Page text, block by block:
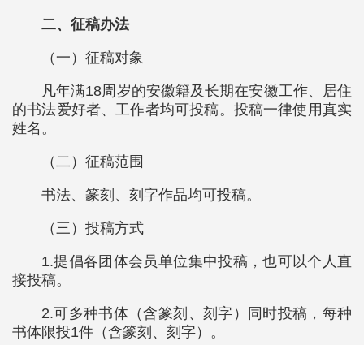
二、征稿办法
（一）征稿对象
凡年满18周岁的安徽籍及长期在安徽工作、居住
的书法爱好者、工作者均可投稿。投稿一律使用真实
姓名。
（二）征稿范围
书法、篆刻、刻字作品均可投稿。
（三）投稿方式
1.提倡各团体会员单位集中投稿，也可以个人直
接投稿。
2.可多种书体（含篆刻、刻字）同时投稿，每种
书体限投1件（含篆刻、刻字）。